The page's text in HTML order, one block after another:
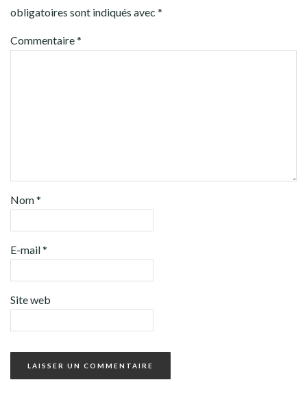
obligatoires sont indiqués avec *
Commentaire*
Nom*
E-mail*
Site web